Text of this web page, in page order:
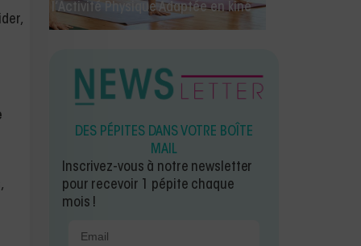
toutes les nouveautés Milo.
DES PÉPITES DANS VOTRE BOÎTE
MAIL
Inscrivez-vous à notre newsletter
pour recevoir 1 pépite chaque
mois !